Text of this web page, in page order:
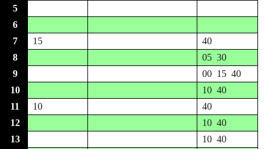
5
6
7
15
40
8
05 30
9
00 15 40
10
10 40
11
10
40
12
10 40
13
10 40